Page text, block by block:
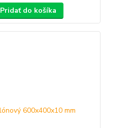
Pridať do košíka